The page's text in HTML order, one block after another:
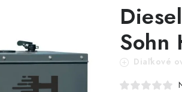
Sohn
Diaľkové